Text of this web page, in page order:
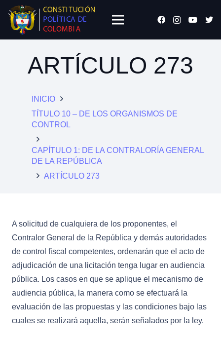
ARTÍCULO 273
INICIO
TÍTULO 10 – DE LOS ORGANISMOS DE
CONTROL
CAPÍTULO 1: DE LA CONTRALORÍA GENERAL
DE LA REPÚBLICA
ARTÍCULO 273
A solicitud de cualquiera de los proponentes, el
Contralor General de la República y demás autoridades
de control fiscal competentes, ordenarán que el acto de
adjudicación de una licitación tenga lugar en audiencia
pública. Los casos en que se aplique el mecanismo de
audiencia pública, la manera como se efectuará la
evaluación de las propuestas y las condiciones bajo las
cuales se realizará aquella, serán señalados por la ley.